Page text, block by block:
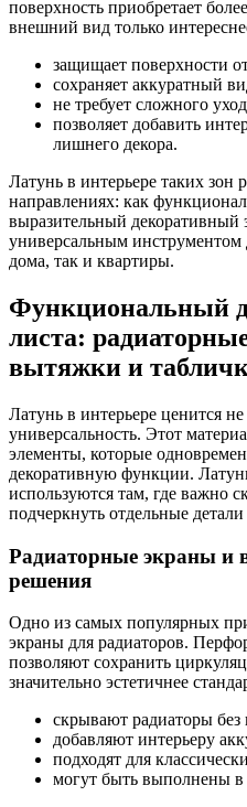
поверхность приобретает
внешний вид только
защищает поверхности
сохраняет аккуратный
не требует сложного
позволяет добавить
лишнего декора.
Латунь в интерьере таких зон
направлениях: как
выразительный декоративный
универсальным инструментом
дома, так и квартиры.
Функциональный
листа:
вытяжки и
Латунь в интерьере ценится
универсальность. Этот
элементы, которые
декоративную функции.
используются там, где важно
подчеркнуть отдельные детали
Радиаторные экраны и
решения
Одно из самых популярных
экраны для радиаторов.
позволяют сохранить
значительно эстетичнее
скрывают радиаторы
добавляют интерьеру
подходят для
могут быть выполнены в